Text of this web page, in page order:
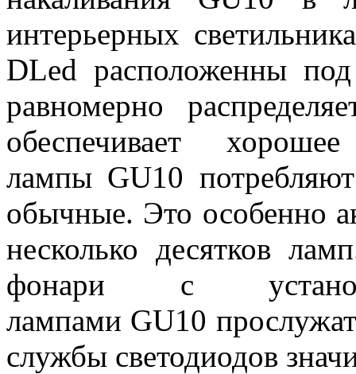
интерьерных
DLed расположенны
равномерно
обеспечивает
лампы GU10
обычные. Это особенно
несколько десятков
фонари с
лампами GU10
службы светодиодов